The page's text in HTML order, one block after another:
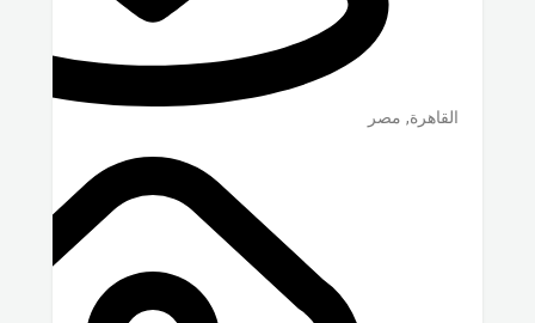
القاهرة, مصر